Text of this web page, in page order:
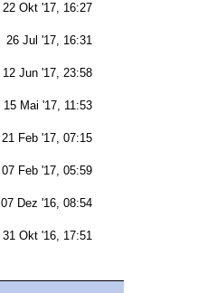
22 Okt '17, 16:27
26 Jul '17, 16:31
12 Jun '17, 23:58
15 Mai '17, 11:53
21 Feb '17, 07:15
07 Feb '17, 05:59
07 Dez '16, 08:54
31 Okt '16, 17:51